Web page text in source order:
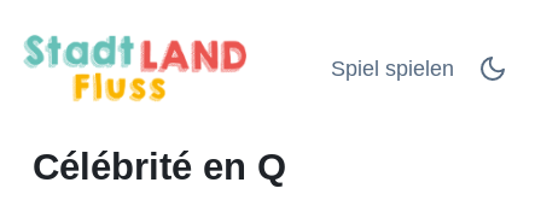
Spiel spielen
Célébrité en Q